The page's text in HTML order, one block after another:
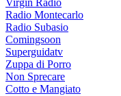
Virgin Radio
Radio Montecarlo
Radio Subasio
Comingsoon
Superguidatv
Zuppa di Porro
Non Sprecare
Cotto e Mangiato